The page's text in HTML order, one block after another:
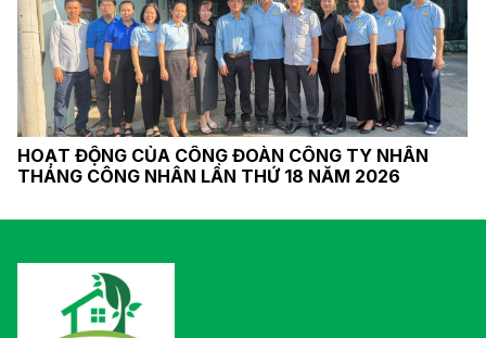
CÔNG ĐOÀN CƠ SỞ CÔNG TY VỚI CHƯƠNG TRÌNH
KHEN THƯỞNG HỌC SINH GIỎI VÀ TRAO HỌC BỔNG
ĐẠI HỌC CÔNG LẬP NĂM 2025